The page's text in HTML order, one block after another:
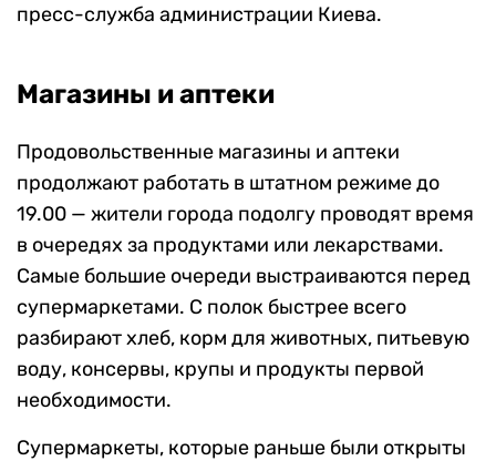
пресс-служба администрации Киева.
Магазины и аптеки
Продовольственные магазины и аптеки
продолжают работать в штатном режиме до
19.00 — жители города подолгу проводят время
в очередях за продуктами или лекарствами.
Самые большие очереди выстраиваются перед
супермаркетами. С полок быстрее всего
разбирают хлеб, корм для животных, питьевую
воду, консервы, крупы и продукты первой
необходимости.
Супермаркеты, которые раньше были открыты